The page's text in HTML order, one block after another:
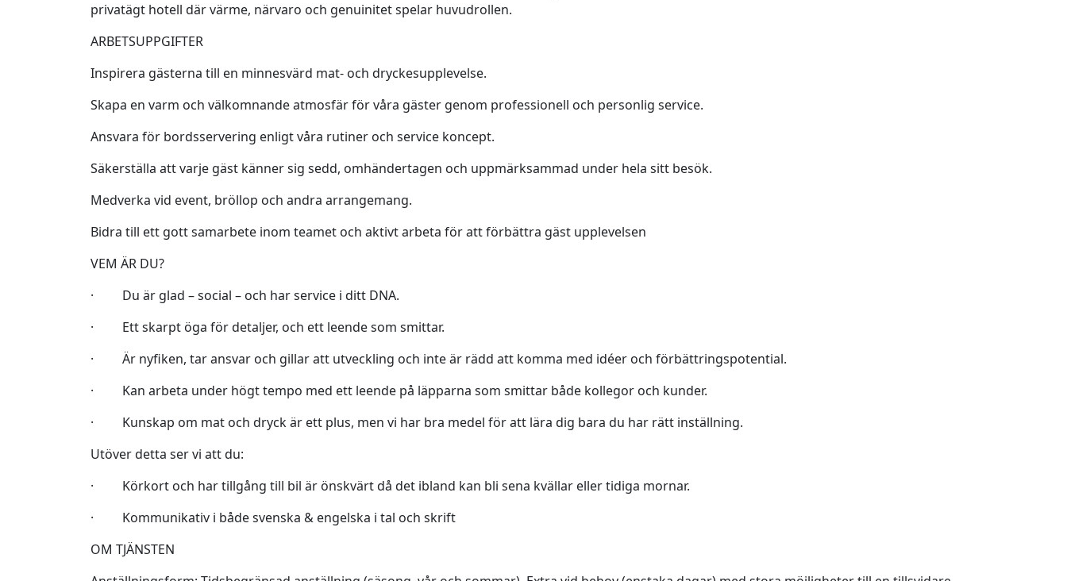
privatägt hotell där värme, närvaro och genuinitet spelar huvudrollen.
ARBETSUPPGIFTER
Inspirera gästerna till en minnesvärd mat- och dryckesupplevelse.
Skapa en varm och välkomnande atmosfär för våra gäster genom professionell och personlig service.
Ansvara för bordsservering enligt våra rutiner och service koncept.
Säkerställa att varje gäst känner sig sedd, omhändertagen och uppmärksammad under hela sitt besök.
Medverka vid event, bröllop och andra arrangemang.
Bidra till ett gott samarbete inom teamet och aktivt arbeta för att förbättra gäst upplevelsen
VEM ÄR DU?
· Du är glad – social – och har service i ditt DNA.
· Ett skarpt öga för detaljer, och ett leende som smittar.
· Är nyfiken, tar ansvar och gillar att utveckling och inte är rädd att komma med idéer och förbättringspotential.
· Kan arbeta under högt tempo med ett leende på läpparna som smittar både kollegor och kunder.
· Kunskap om mat och dryck är ett plus, men vi har bra medel för att lära dig bara du har rätt inställning.
Utöver detta ser vi att du:
· Körkort och har tillgång till bil är önskvärt då det ibland kan bli sena kvällar eller tidiga mornar.
· Kommunikativ i både svenska & engelska i tal och skrift
OM TJÄNSTEN